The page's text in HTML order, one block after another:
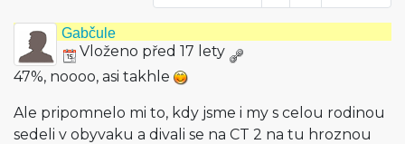
Gabčule
Vloženo před 17 lety
47%, noooo, asi takhle
Ale pripomnelo mi to, kdy jsme i my s celou rodinou
sedeli v obyvaku a divali se na CT 2 na tu hroznou